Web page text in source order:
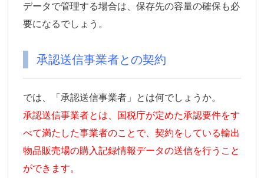
データで管理する場合は、保存先の容量の確保も必
要になるでしょう。
承認送信事業者との契約
では、「承認送信事業者」とは何でしょうか。
承認送信事業者とは、国税庁が定めた承認要件をす
べて満たした事業者のことで、契約をしている輸出
物品販売場の購入記録情報データの送信を行うこと
ができます。